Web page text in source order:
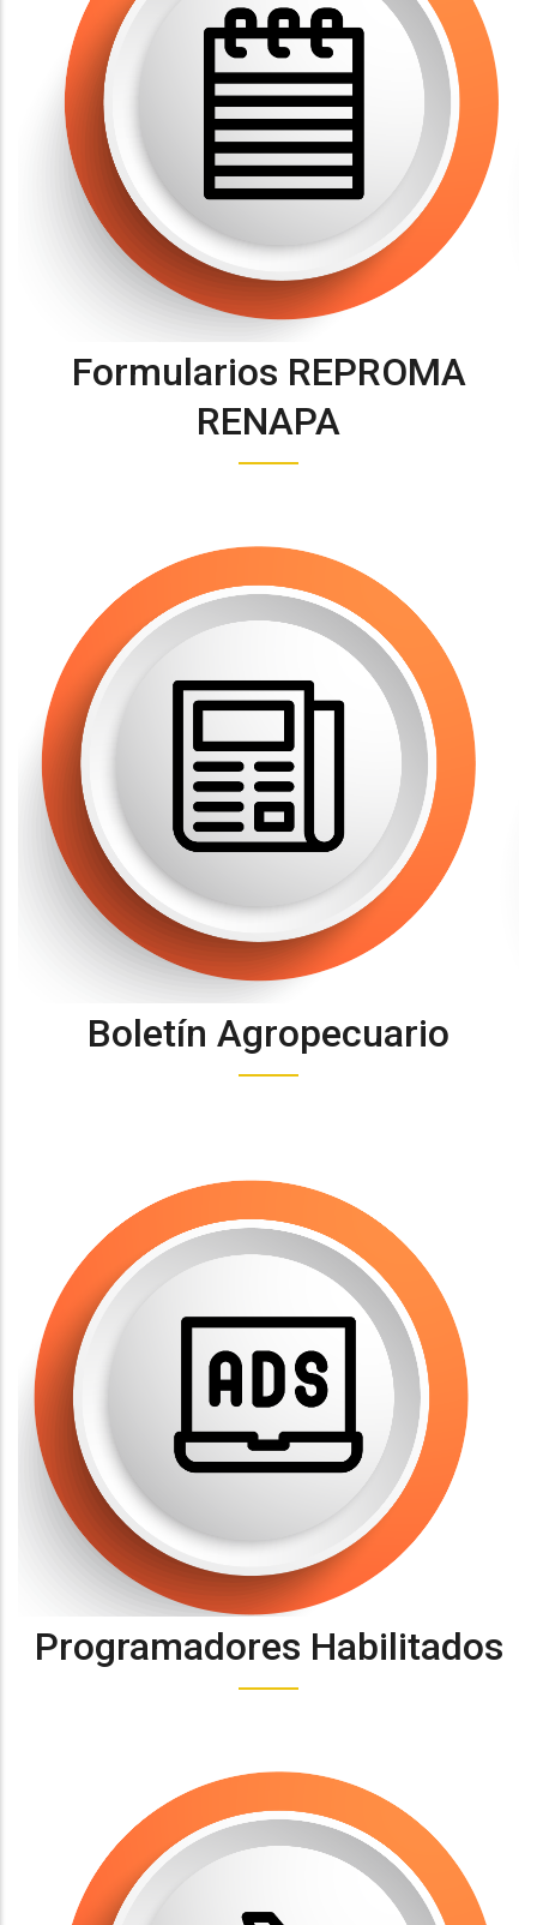
Formularios REPROMA
RENAPA
Boletín Agropecuario
Programadores Habilitados